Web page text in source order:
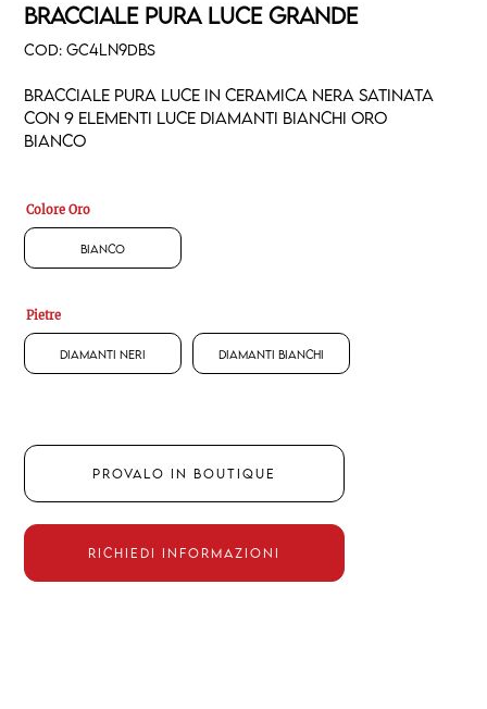
BRACCIALE PURA LUCE GRANDE
COD:GC4LN9DBS
Bracciale pura luce in ceramica nera satinata
con 9 elementi luce diamanti bianchi oro
bianco
Colore Oro
Bianco
Pietre
Diamanti Neri Diamanti Bianchi
PROVALO IN BOUTIQUE
RICHIEDI INFORMAZIONI